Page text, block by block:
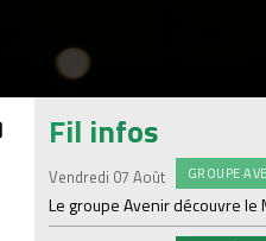
Fil infos
Vendredi 07 Août GROUPE
Le groupe Avenir découvre le